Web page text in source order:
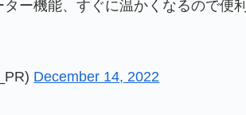
ター機能、すぐに温かくなるので便
December 14, 2022